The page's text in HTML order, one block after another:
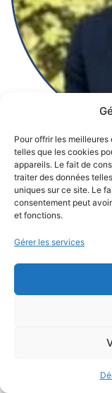
Pour offrir les
telles que les cookies
appareils. Le fait de
traiter des données
uniques sur ce site. Le
consentement peut
et fonctions.
Gérer les services